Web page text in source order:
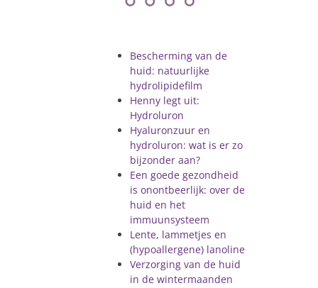
Bescherming van de
huid: natuurlijke
hydrolipidefilm
Henny legt uit:
Hydroluron
Hyaluronzuur en
hydroluron: wat is er zo
bijzonder aan?
Een goede gezondheid
is onontbeerlijk: over de
huid en het
immuunsysteem
Lente, lammetjes en
(hypoallergene) lanoline
Verzorging van de huid
in de wintermaanden